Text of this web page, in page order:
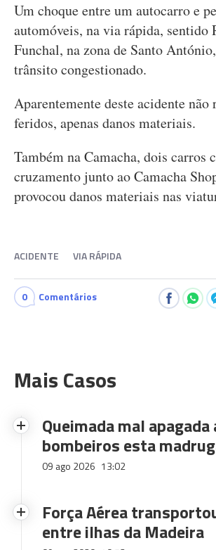
Um choque entre um autocarro e
automóveis, na via rápida, sentido
Funchal, na zona de Santo
trânsito congestionado.
Aparentemente deste acidente não
feridos, apenas danos materiais.
Também na Camacha, dois carros
cruzamento junto ao Camacha
provocou danos materiais nas
ACIDENTE VIA RÁPIDA
0 Comentários
Mais Casos
Queimada mal apagada
bombeiros esta
09 ago 2026 13:02
Força Aérea
entre ilhas da Madeira